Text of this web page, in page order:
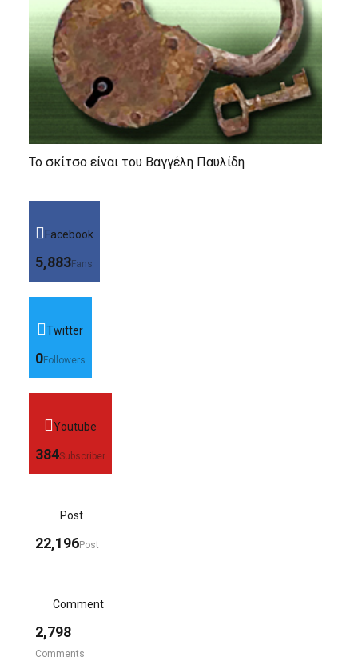
Το σκίτσο είναι του Βαγγέλη Παυλίδη
Facebook
5,883Fans
Twitter
0Followers
Youtube
384Subscriber
Post
22,196Post
Comment
2,798
Comments